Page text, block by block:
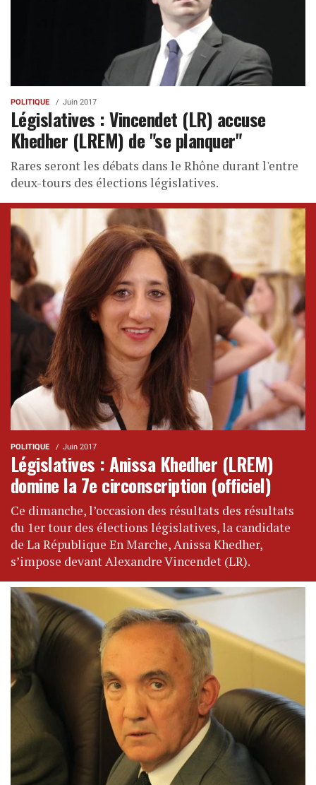
POLITIQUE Juin 2017
Législatives : Vincendet (LR) accuse
Khedher (LREM) de "se planquer"
Rares seront les débats dans le Rhône durant l'entre
deux-tours des élections législatives.
POLITIQUE Juin 2017
Législatives : Anissa Khedher (LREM)
domine la 7e circonscription (officiel)
Ce dimanche, l’occasion des résultats des résultats
du 1er tour des élections législatives, la candidate
de La République En Marche, Anissa Khedher,
s’impose devant Alexandre Vincendet (LR).